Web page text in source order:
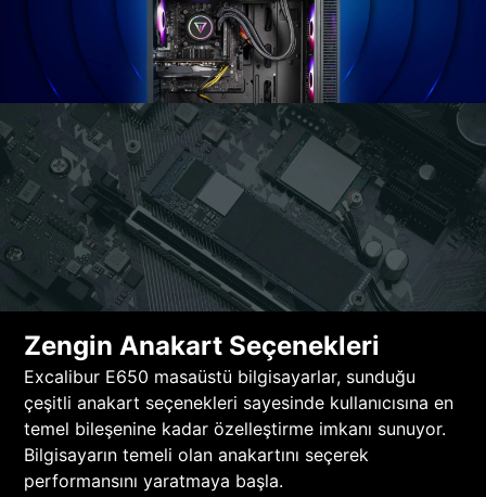
Zengin Anakart Seçenekleri
Excalibur E650 masaüstü bilgisayarlar, sunduğu
çeşitli anakart seçenekleri sayesinde kullanıcısına en
temel bileşenine kadar özelleştirme imkanı sunuyor.
Bilgisayarın temeli olan anakartını seçerek
performansını yaratmaya başla.